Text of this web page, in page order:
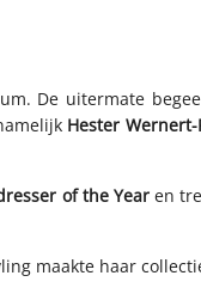
De uitermate
Hester Wernert-
of the Yearen
maakte haar